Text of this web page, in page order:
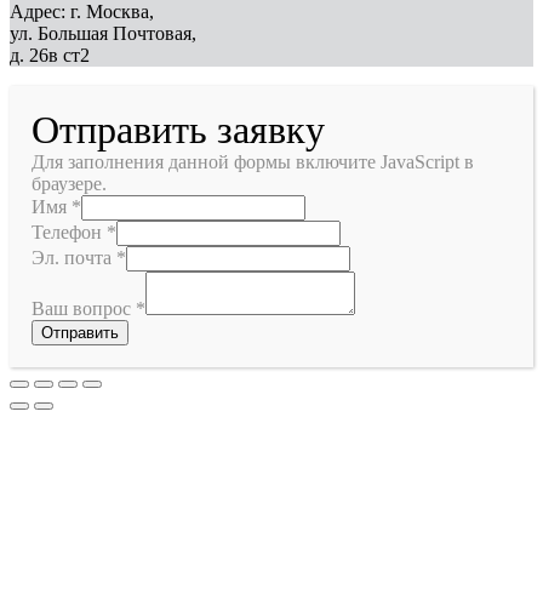
Адрес: г. Москва,
ул. Большая Почтовая,
д. 26в ст2
Отправить заявку
Для заполнения данной формы включите JavaScript в
браузере.
Имя *
Телефон *
Эл. почта *
Ваш вопрос *
Отправить